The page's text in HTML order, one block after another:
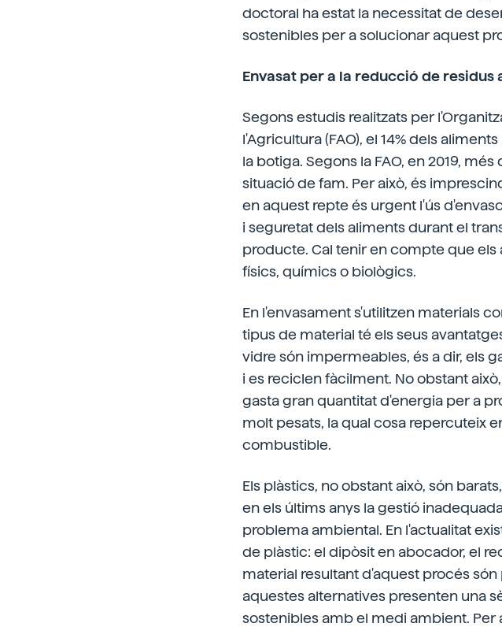
doctoral ha estat la necessitat de
sostenibles per a solucionar aquest
Envasat per a la reducció de residus
Segons estudis realitzats per
l'Agricultura (FAO), el 14% dels
la botiga. Segons la FAO, en 2019,
situació de fam. Per això, és
en aquest repte és urgent l'ús
i seguretat dels aliments durant el
producte. Cal tenir en compte que
físics, químics o biològics.
En l'envasament s'utilitzen materials
tipus de material té els seus
vidre són impermeables, és a dir, els
i es reciclen fàcilment. No obstant
gasta gran quantitat d'energia per a
molt pesats, la qual cosa repercuteix
combustible.
Els plàstics, no obstant això, són
en els últims anys la gestió
problema ambiental. En l'actualitat
de plàstic: el dipòsit en abocador, el
material resultant d'aquest procés
aquestes alternatives presenten una
sostenibles amb el medi ambient.